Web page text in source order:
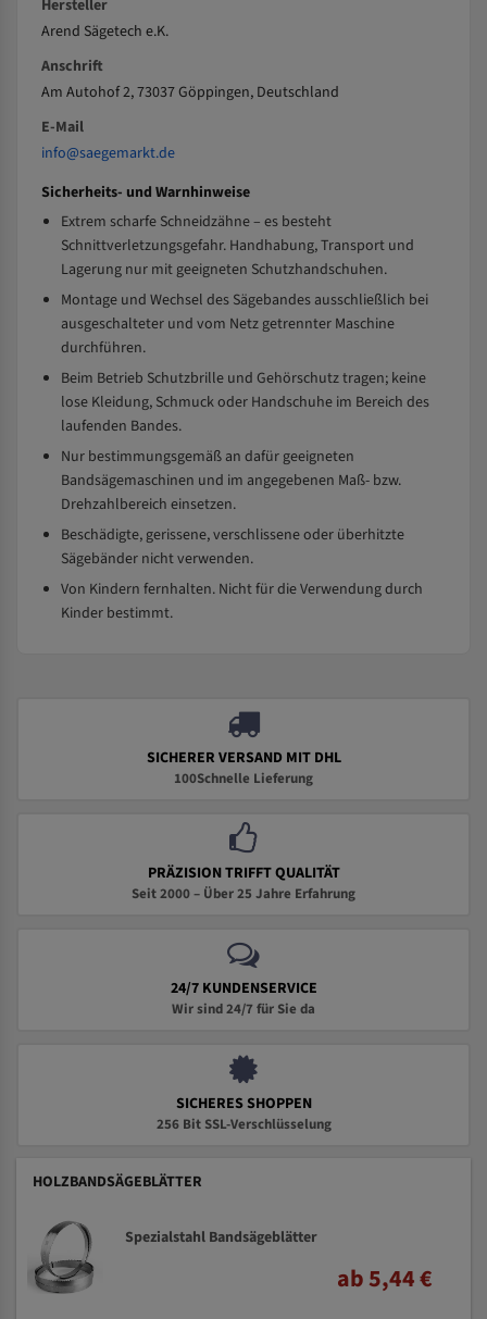
Hersteller
Arend Sägetech e.K.
Anschrift
Am Autohof 2, 73037 Göppingen, Deutschland
E-Mail
info@saegemarkt.de
Sicherheits- und Warnhinweise
Extrem scharfe Schneidzähne – es besteht
Schnittverletzungsgefahr. Handhabung, Transport und
Lagerung nur mit geeigneten Schutzhandschuhen.
Montage und Wechsel des Sägebandes ausschließlich bei
ausgeschalteter und vom Netz getrennter Maschine
durchführen.
Beim Betrieb Schutzbrille und Gehörschutz tragen; keine
lose Kleidung, Schmuck oder Handschuhe im Bereich des
laufenden Bandes.
Nur bestimmungsgemäß an dafür geeigneten
Bandsägemaschinen und im angegebenen Maß- bzw.
Drehzahlbereich einsetzen.
Beschädigte, gerissene, verschlissene oder überhitzte
Sägebänder nicht verwenden.
Von Kindern fernhalten. Nicht für die Verwendung durch
Kinder bestimmt.
SICHERER VERSAND MIT DHL
100Schnelle Lieferung
PRÄZISION TRIFFT QUALITÄT
Seit 2000 – Über 25 Jahre Erfahrung
24/7 KUNDENSERVICE
Wir sind 24/7 für Sie da
SICHERES SHOPPEN
256 Bit SSL-Verschlüsselung
HOLZBANDSÄGEBLÄTTER
Spezialstahl Bandsägeblätter
ab 5,44 €